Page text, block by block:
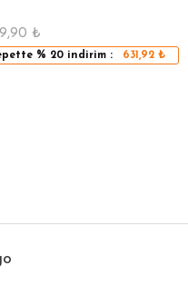
₺
% 20 indirim : 631,92₺